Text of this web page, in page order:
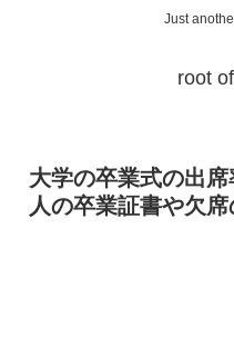
Just
root
大学の卒業式の出
人の卒業証書や欠